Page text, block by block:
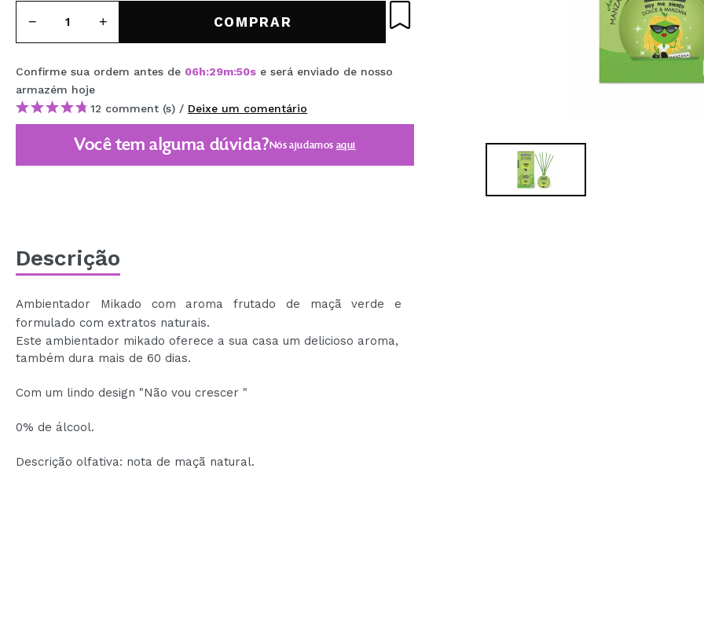
MAQUIFARMA
KOREA ZONE
TRAVEL SIZE
NATURE
DESCONTOS
EM BREVE
COMPRAR
Confirme sua ordem antes de 06h:29m:50s e será enviado de nosso
armazém hoje
12 comment (s) / Deixe um comentário
Você tem alguma dúvida?Nós ajudamos aqui
Descrição
Ambientador Mikado com aroma frutado de maçã verde e
formulado com extratos naturais.
Este ambientador mikado oferece a sua casa um delicioso aroma,
também dura mais de 60 dias.
Com um lindo design "Não vou crescer "
0% de álcool.
Descrição olfativa: nota de maçã natural.